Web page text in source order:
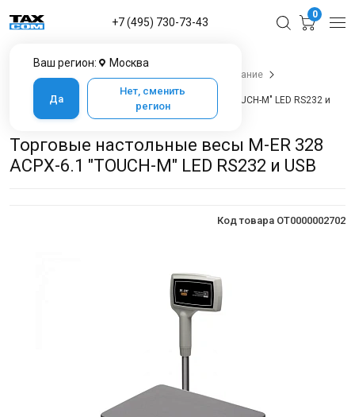
Ваш регион: Москва
Да
Нет, сменить
регион
+7 (495) 730-73-43
0
Весовое оборудование
Весы настольные
Торговые настольные весы M-ER 328 ACPX-6.1 "TOUCH-M" LED RS232 и
Торговые настольные весы M-ER 328
ACPX-6.1 "TOUCH-M" LED RS232 и USB
Код товара OT0000002702